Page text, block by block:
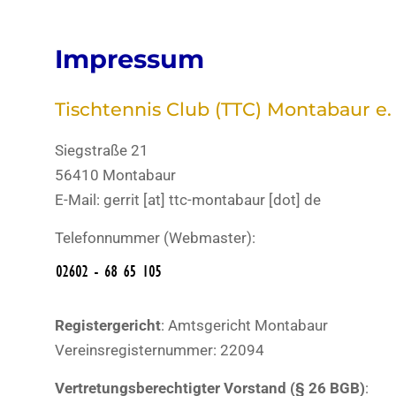
Impressum
Tischtennis Club (TTC) Montabaur e.
Siegstraße 21
56410 Montabaur
E-Mail: gerrit [at] ttc-montabaur [dot] de
Telefonnummer (Webmaster):
Registergericht: Amtsgericht Montabaur
Vereinsregisternummer: 22094
Vertretungsberechtigter Vorstand (§ 26 BGB):